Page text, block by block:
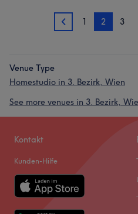
1 1 2 3
Venue Type
Homestudio in 3. Bezirk, Wien
See more venues in 3. Bezirk,
Kontakt
Kunden-Hilfe